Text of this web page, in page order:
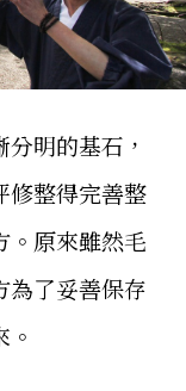
明的基石，
修整得完善整
。原來雖然毛
為了妥善保存